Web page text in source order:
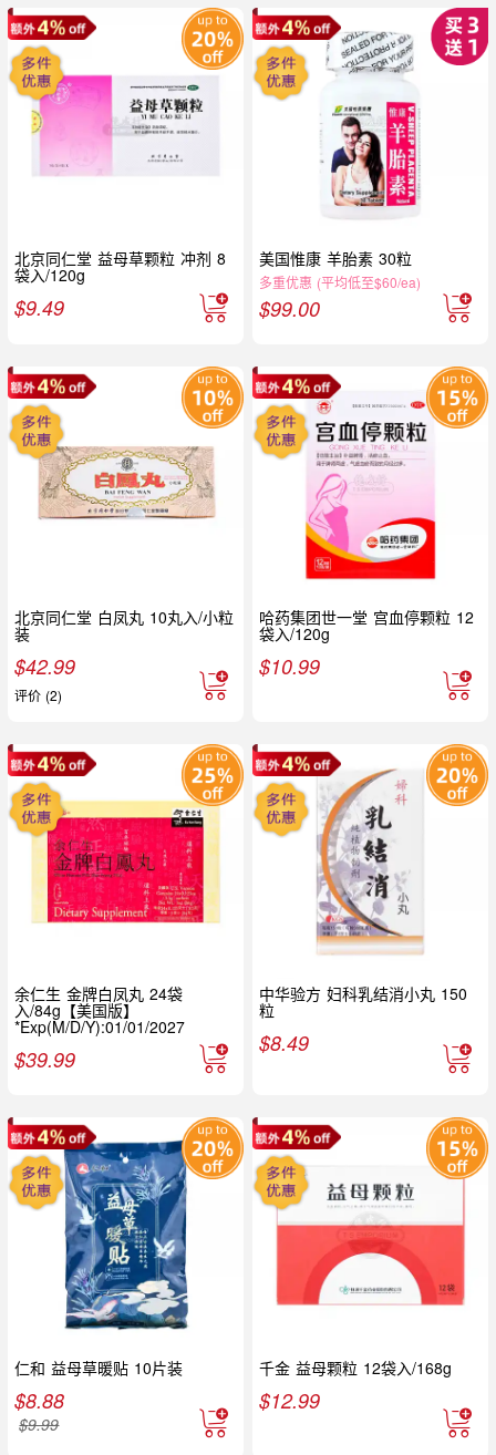
北京同仁堂 益母草颗粒 冲剂 8
袋入/120g
$9.49
美国惟康 羊胎素 30粒
多重优惠 (平均低至$60/ea)
$99.00
北京同仁堂 白凤丸 10丸入/小粒
装
$42.99
评价 (2)
哈药集团世一堂 宫血停颗粒 12
袋入/120g
$10.99
余仁生 金牌白凤丸 24袋
入/84g【美国版】
*Exp(M/D/Y):01/01/2027
$39.99
中华验方 妇科乳结消小丸 150
粒
$8.49
仁和 益母草暖贴 10片装
$8.88
$9.99
千金 益母颗粒 12袋入/168g
$12.99